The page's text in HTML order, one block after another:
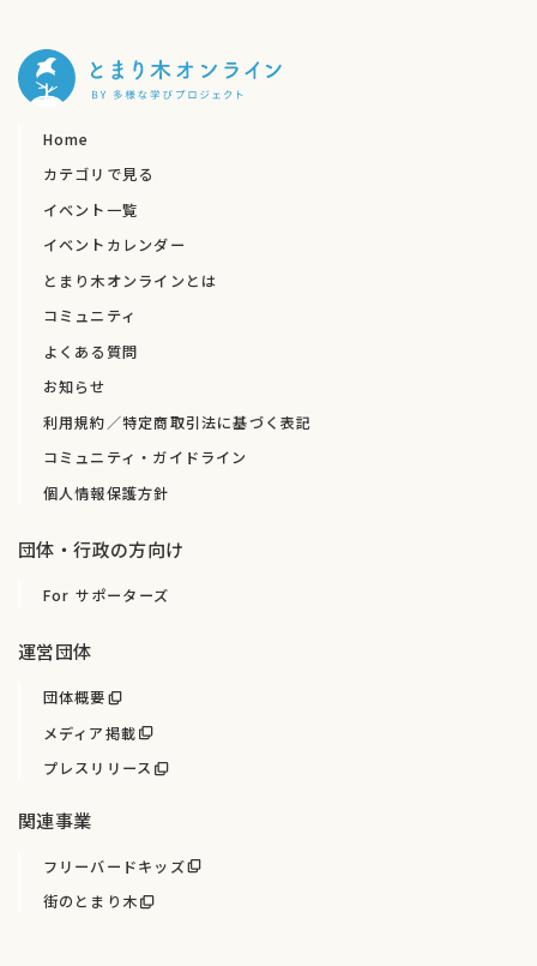
Home
カテゴリで見る
イベント一覧
イベントカレンダー
とまり木オンラインとは
コミュニティ
よくある質問
お知らせ
利用規約／特定商取引法に基づく表記
コミュニティ・ガイドライン
個人情報保護方針
団体・行政の方向け
For サポーターズ
運営団体
団体概要
メディア掲載
プレスリリース
関連事業
フリーバードキッズ
街のとまり木